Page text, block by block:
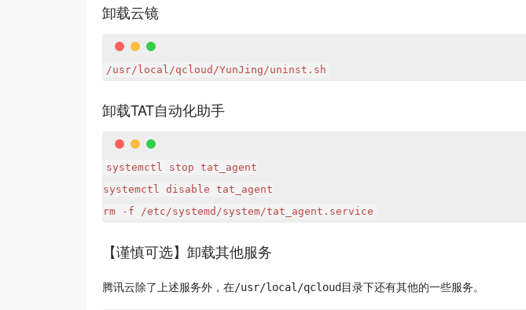
卸载云镜
/usr/local/qcloud/YunJing/uninst.sh
卸载TAT自动化助手
systemctl stop tat_agent
systemctl disable tat_agent
rm -f /etc/systemd/system/tat_agent.service
【谨慎可选】卸载其他服务
腾讯云除了上述服务外，在/usr/local/qcloud目录下还有其他的一些服务。